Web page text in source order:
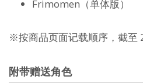
Frimomen（单体版）
※按商品页面记载顺序，截至
附带赠送角色